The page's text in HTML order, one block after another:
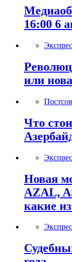
16:00 6
или
Что
Новая
AZAL,
какие